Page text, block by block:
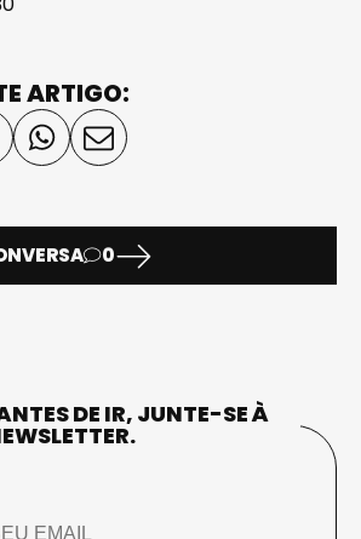
ARTIGO:
0
DE IR, JUNTE-SE À